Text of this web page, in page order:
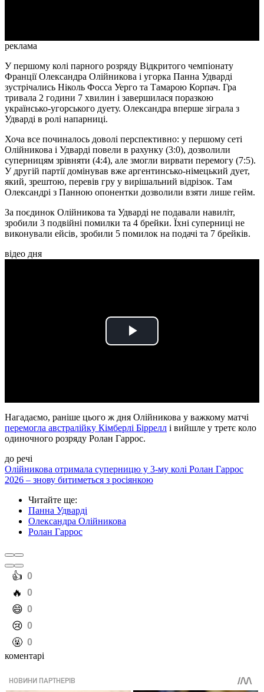
реклама
У першому колі парного розряду Відкритого чемпіонату
Франції Олександра Олійникова і угорка Панна Удварді
зустрічались Ніколь Фосса Уерго та Тамарою Корпач. Гра
тривала 2 години 7 хвилин і завершилася поразкою
українсько-угорського дуету. Олександра вперше зіграла з
Удварді в ролі напарниці.
Хоча все починалось доволі перспективно: у першому сеті
Олійникова і Удварді повели в рахунку (3:0), дозволили
суперницям зрівняти (4:4), але змогли вирвати перемогу (7:5).
У другій партії домінував вже аргентинсько-німецький дует,
який, зрештою, перевів гру у вирішальний відрізок. Там
Олександрі з Панною опонентки дозволили взяти лише гейм.
За поєдинок Олійникова та Удварді не подавали навиліт,
зробили 3 подвійні помилки та 4 брейки. Їхні суперниці не
виконували ейсів, зробили 5 помилок на подачі та 7 брейків.
відео дня
Play
Нагадаємо, раніше цього ж дня Олійникова у важкому матчі
перемогла австралійку Кімберлі Біррелл і вийшле у третє коло
одиночного розряду Ролан Гаррос.
до речі
Олійникова отримала суперницю у 3-му колі Ролан Гаррос
2026 – знову битиметься з росіянкою
Читайте ще:
Панна Удварді
Олександра Олійникова
Ролан Гаррос
️👍 0
️🔥 0
️😄 0
️😢 0
️🤬 0
коментарі